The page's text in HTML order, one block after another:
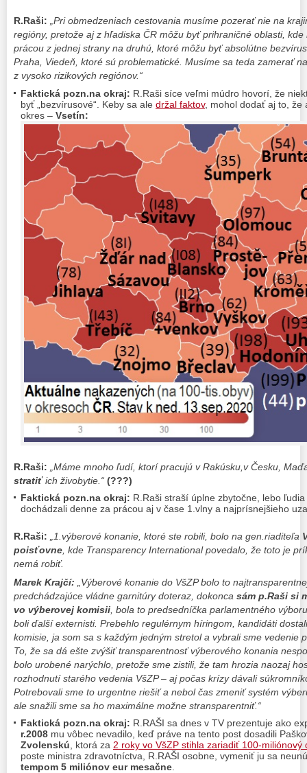
R.Raši: „Pri obmedzeniach cestovania musíme pozerať nie na
regióny, pretože aj z hľadiska ČR môžu byť prihraničné oblasti,
prácou z jednej strany na druhú, ktoré môžu byť absolútne
Praha, Viedeň, ktoré sú problematické. Musíme sa teda zamerať
z vysoko rizikových regiónov.“
Faktická pozn.na okraj: R.Raši síce veľmi múdro hovorí, že
byť „bezvírusové“. Keby sa ale držal faktov, mohol dodať aj to, že
okres – Vsetín:
R.Raši:
„Máme mnoho ľudí, ktorí pracujú v Rakúsku,v Česku,
stratiťich živobytie.“ (???)
Faktická pozn.na okraj: R.Raši straší úplne zbytočne, lebo
dochádzali denne za prácou aj v čase 1.vlny a najprísnejšieho
R.Raši: „1.výberové konanie, ktoré ste robili, bolo na gen.riaditeľa
poisťovne , kde Transparency International povedalo, že toto je
nemá robiť.
Marek Krajčí: „Výberové konanie do VšZP bolo to
predchádzajúce vládne garnitúry doteraz, dokonca sám p.Raši si
vo výberovej komisii , bola to predsedníčka parlamentného
boli ďalší externisti. Prebehlo regulérnym híringom, kandidáti
komisie, ja som sa s každým jedným stretol a vybrali sme vedenie
To, že sa dá ešte zvýšiť transparentnosť výberového konania
bolo urobené narýchlo, pretože sme zistili, že tam hrozia naozaj
rozhodnutí starého vedenia VšZP – aj počas krízy dávali
Potrebovali sme to urgentne riešiť a nebol čas zmeniť systém
ale snažili sme sa ho maximálne možne stransparentniť.“
Faktická pozn.na okraj: R.RAŠI sa dnes v TV prezentuje ako
r.2008 mu vôbec nevadilo, keď práve na tento post dosadili
Zvolenskú , ktorá za 2 roky vo VšZP stihla zariadiť 100-miliónový
poste ministra zdravotníctva, R.RAŠI osobne, vymeniť ju sa
tempom 5 miliónov eur mesačne